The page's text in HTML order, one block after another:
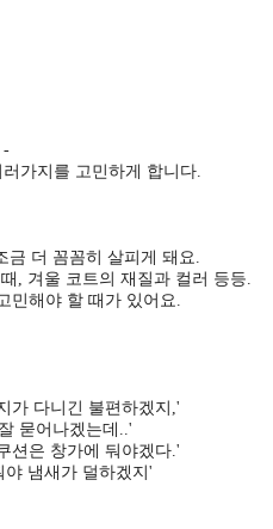
-
가지를 고민하게 합니다.
더 꼼꼼히 살피게 돼요.
, 겨울 코트의 재질과 컬러 등등.
민해야 할 때가 있어요.
가 다니긴 불편하겠지,'
묻어나겠는데..'
션은 창가에 둬야겠다.'
냄새가 덜하겠지'